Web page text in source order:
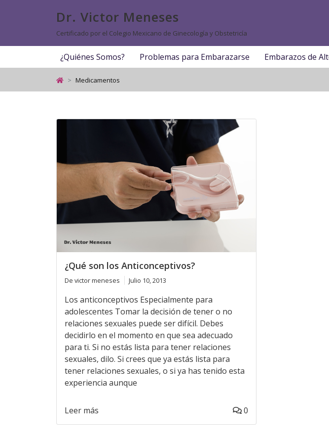
Dr. Victor Meneses
Certificado por el Colegio Mexicano de Ginecología y Obstetricía
¿Quiénes Somos? Problemas para Embarazarse Embarazos de
Medicamentos
¿Qué son los Anticonceptivos?
De victor meneses Julio 10, 2013
Los anticonceptivos Especialmente para
adolescentes Tomar la decisión de tener o no
relaciones sexuales puede ser difícil. Debes
decidirlo en el momento en que sea adecuado
para ti. Si no estás lista para tener relaciones
sexuales, dilo. Si crees que ya estás lista para
tener relaciones sexuales, o si ya has tenido esta
experiencia aunque
Leer más 0